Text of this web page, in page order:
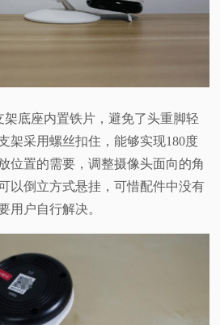
架底座内置铁片，避免了头重脚轻
架采用螺丝扣住，能够实现180度
位置的需要，调整摄像头面向的角
以倒立方式悬挂，可惜配件中没有
用户自行解决。